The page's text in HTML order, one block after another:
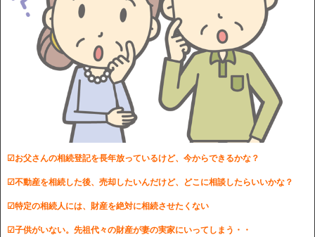
☑お父さんの相続登記を長年放っているけど、今からできるかな？
☑不動産を相続した後、売却したいんだけど、どこに相談したらいいかな？
☑特定の相続人には、財産を絶対に相続させたくない
☑子供がいない。先祖代々の財産が妻の実家にいってしまう・・